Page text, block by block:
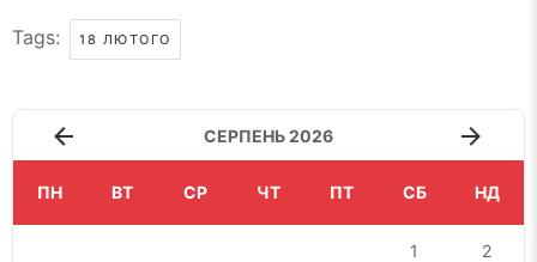
Tags: 18 ЛЮТОГО
СЕРПЕНЬ 2026
ПН ВТ СР ЧТ ПТ СБ НД
1 2